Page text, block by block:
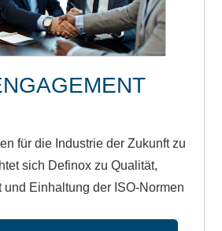
für die Industrie der Zukunft zu
sich Definox zu Qualität,
und Einhaltung der ISO-Normen